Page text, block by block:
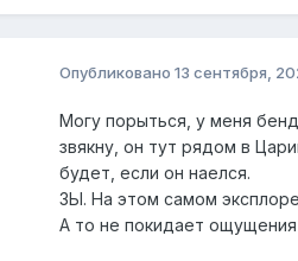
Опубликовано 13 сентября,
Могу порыться, у меня
звякну, он тут рядом в
будет, если он наелся.
ЗЫ. На этом самом
А то не покидает